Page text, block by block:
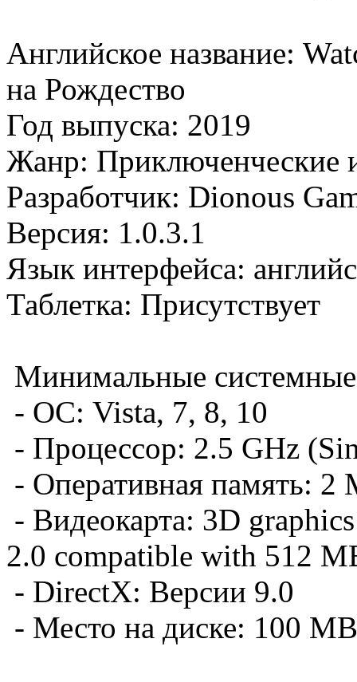
Английское название:
на Рождество
Год выпуска: 2019
Жанр: Приключенческие
Разработчик: Dionous
Версия: 1.0.3.1
Язык интерфейса:
Таблетка: Присутствует
Минимальные системные
- ОС: Vista, 7, 8, 10
- Процессор: 2.5 GHz
- Оперативная память:
- Видеокарта: 3D
2.0 compatible with 512
- DirectX: Версии 9.0
- Место на диске: 100 MB